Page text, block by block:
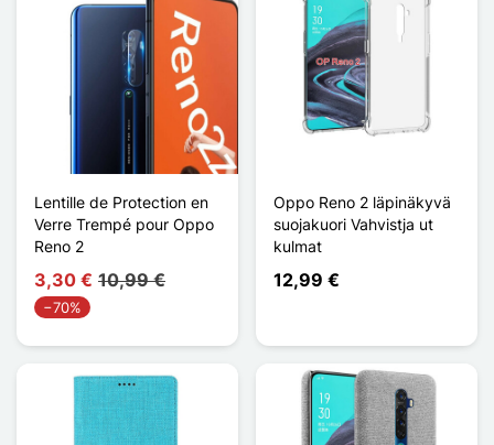
Lentille de Protection en
Verre Trempé pour Oppo
Reno 2
3,30 € 10,99 €
−70%
Oppo Reno 2 läpinäkyvä
suojakuori Vahvistja ut
kulmat
12,99 €